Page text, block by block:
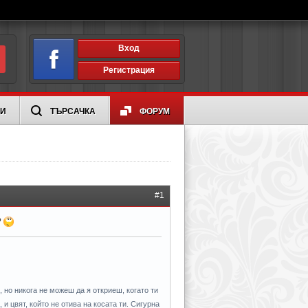
Вход
Регистрация
ТЪРСАЧКА ФОРУМ
#1
никога не можеш да я откриеш, когато ти
цвят, който не отива на косата ти. Сигурна